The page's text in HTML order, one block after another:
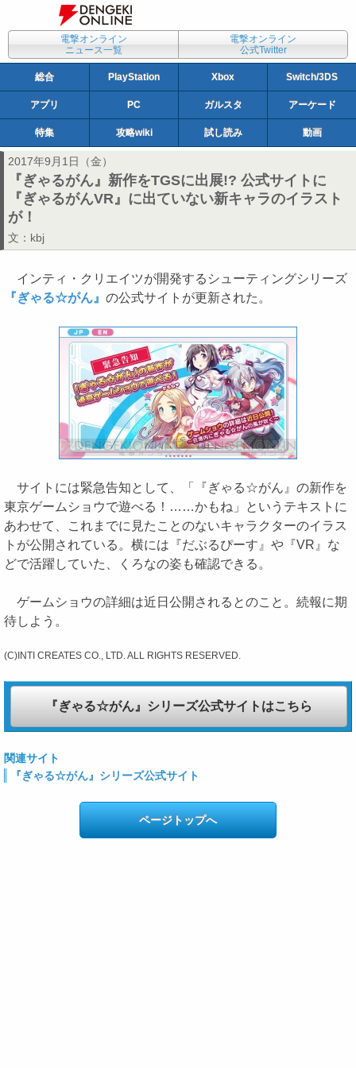
電撃オンライン
ニュース一覧
電撃オンライン
公式Twitter
総合 PlayStation Xbox Switch/3DS
アプリ PC ガルスタ アーケード
特集 攻略wiki 試し読み 動画
2017年9月1日（金）
『ぎゃるがん』新作をTGSに出展!? 公式サイトに
『ぎゃるがんVR』に出ていない新キャラのイラスト
が！
文： kbj
インティ・クリエイツが開発するシューティングシリーズ
『ぎゃる☆がん』 の公式サイトが更新された。
サイトには緊急告知として、「『ぎゃる☆がん』の新作を
東京ゲームショウで遊べる！……かもね」というテキストに
あわせて、これまでに見たことのないキャラクターのイラス
トが公開されている。横には『だぶるぴーす』や『VR』な
どで活躍していた、くろなの姿も確認できる。
ゲームショウの詳細は近日公開されるとのこと。続報に期
待しよう。
(C)INTI CREATES CO., LTD. ALL RIGHTS RESERVED.
『ぎゃる☆がん』シリーズ公式サイトはこちら
関連サイト
『ぎゃる☆がん』シリーズ公式サイト
ページトップへ